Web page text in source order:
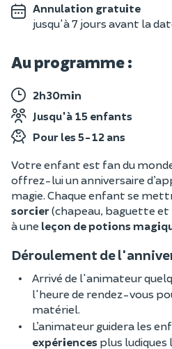
Annulation gratuite
jusqu'à 7 jours avant la
Au programme :
2h30min
Jusqu'à 15 enfants
Pour les 5-12 ans
Votre enfant est fan du
offrez-lui un anniversaire
magie. Chaque enfant se
sorcier(chapeau, baguette
à une leçon de potions
Déroulement de
Arrivé de l'animateur
l'heure de rendez-vous
matériel.
L’animateur guidera les
expériences plus ludiques